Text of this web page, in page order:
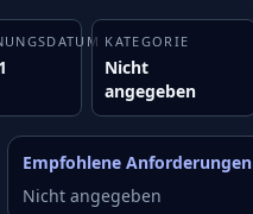
KATEGORIE
Nicht
angegeben
Empfohlene Anforderungen
Nicht angegeben